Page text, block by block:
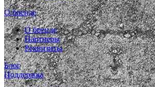
О бренде
О бренде
Партнеры
Реквизиты
Блог
Поддержка